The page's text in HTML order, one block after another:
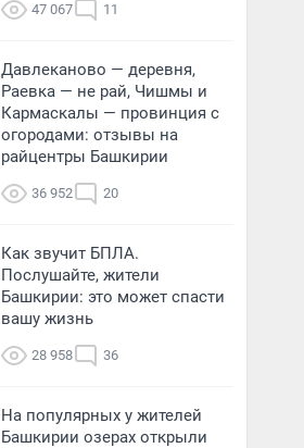
47 067 11
Давлеканово — деревня,
Раевка — не рай, Чишмы и
Кармаскалы — провинция с
огородами: отзывы на
райцентры Башкирии
36 952 20
Как звучит БПЛА.
Послушайте, жители
Башкирии: это может спасти
вашу жизнь
28 958 36
На популярных у жителей
Башкирии озерах открыли